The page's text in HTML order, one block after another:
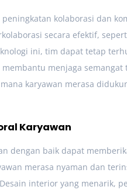
kolaborasi dan
secara efektif,
ini, tim dapat tetap
menjaga
karyawan merasa
Karyawan
dengan baik dapat
merasa nyaman dan
interior yang menarik,